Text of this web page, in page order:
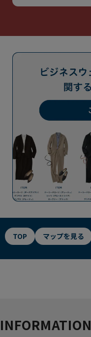
TOP マップを見る
INFORMATION